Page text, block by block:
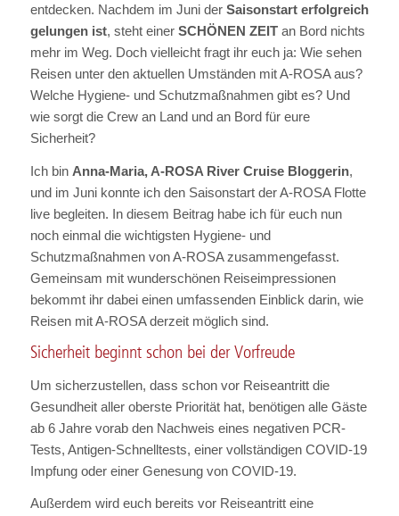
entdecken. Nachdem im Juni der Saisonstart erfolgreich
gelungen ist, steht einer SCHÖNEN ZEITan Bord nichts
mehr im Weg. Doch vielleicht fragt ihr euch ja: Wie sehen
Reisen unter den aktuellen Umständen mit A-ROSA aus?
Welche Hygiene- und Schutzmaßnahmen gibt es? Und
wie sorgt die Crew an Land und an Bord für eure
Sicherheit?
Ich bin Anna-Maria, A-ROSA River Cruise Bloggerin,
und im Juni konnte ich den Saisonstart der A-ROSA Flotte
live begleiten. In diesem Beitrag habe ich für euch nun
noch einmal die wichtigsten Hygiene- und
Schutzmaßnahmen von A-ROSA zusammengefasst.
Gemeinsam mit wunderschönen Reiseimpressionen
bekommt ihr dabei einen umfassenden Einblick darin, wie
Reisen mit A-ROSA derzeit möglich sind.
Sicherheit beginnt schon bei der Vorfreude
Um sicherzustellen, dass schon vor Reiseantritt die
Gesundheit aller oberste Priorität hat, benötigen alle Gäste
ab 6 Jahre vorab den Nachweis eines negativen PCR-
Tests, Antigen-Schnelltests, einer vollständigen COVID-19
Impfung oder einer Genesung von COVID-19.
Außerdem wird euch bereits vor Reiseantritt eine